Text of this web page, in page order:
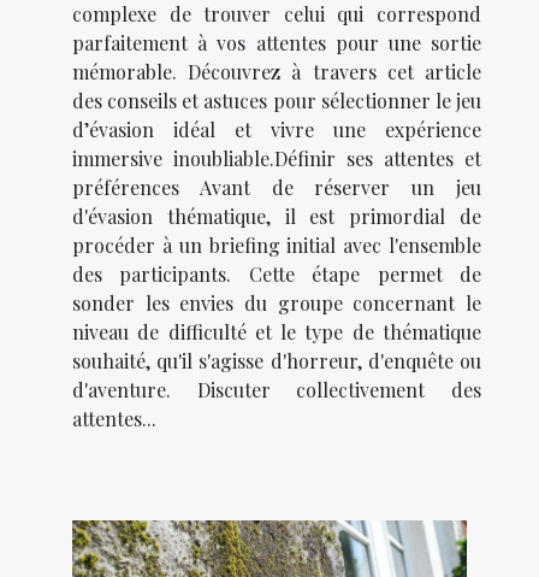
complexe de trouver celui qui correspond
parfaitement à vos attentes pour une sortie
mémorable. Découvrez à travers cet article
des conseils et astuces pour sélectionner le jeu
d’évasion idéal et vivre une expérience
immersive inoubliable.Définir ses attentes et
préférences Avant de réserver un jeu
d'évasion thématique, il est primordial de
procéder à un briefing initial avec l'ensemble
des participants. Cette étape permet de
sonder les envies du groupe concernant le
niveau de difficulté et le type de thématique
souhaité, qu'il s'agisse d'horreur, d'enquête ou
d'aventure. Discuter collectivement des
attentes...